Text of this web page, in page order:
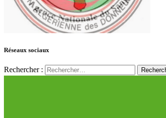
Réseaux sociaux
Rechercher :